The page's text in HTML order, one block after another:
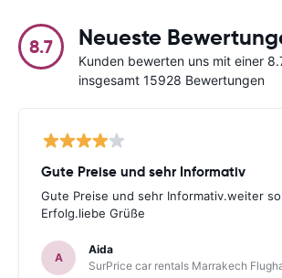
8.7 Neueste
Kunden bewerten uns mit einer
insgesamt 15928 Bewertungen
Gute Preise und sehr Informativ
Gute Preise und sehr Informativ.weiter
Erfolg.liebe Grüße
A
Aida
SurPrice car rentals Marrakech